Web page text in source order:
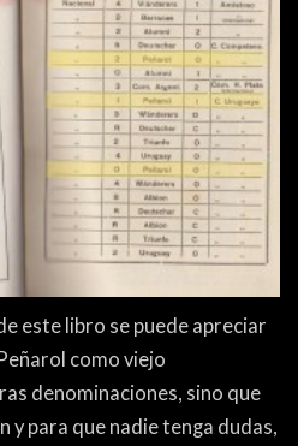
este libro se puede apreciar
como viejo
denominaciones, sino que
y para que nadie tenga dudas,